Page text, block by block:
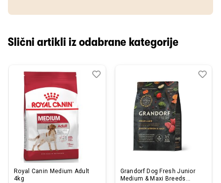
Slični artikli iz odabrane kategorije
Royal Canin Medium Adult
4kg
Dodaj
Uporedi
Grandorf Dog Fresh Junior
Medium & Maxi Breeds